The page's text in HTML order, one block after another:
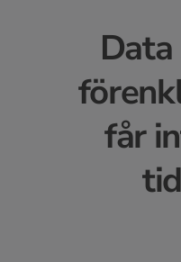
får